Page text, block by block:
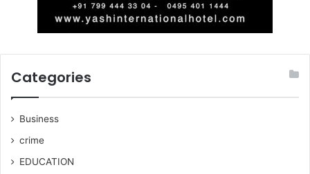
Categories
Business
crime
EDUCATION